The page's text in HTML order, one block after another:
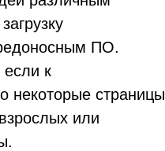
ПО.
к
некоторые страницы
или